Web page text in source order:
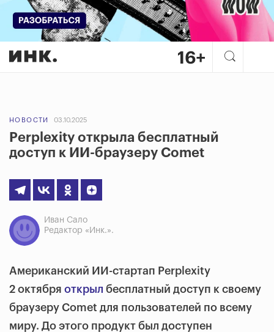
НОВОСТИ 03.10.2025
Perplexity открыла бесплатный
доступ к ИИ-браузеру Comet
Иван Сало
Редактор «Инк.».
Американский ИИ-стартап Perplexity
2 октября открыл бесплатный доступ к своему
браузеру Comet для пользователей по всему
миру. До этого продукт был доступен